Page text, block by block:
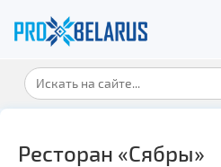
Ресторан «Сябры»